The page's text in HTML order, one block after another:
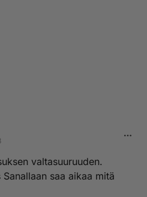
valtasuuruuden.
saa aikaa mitä